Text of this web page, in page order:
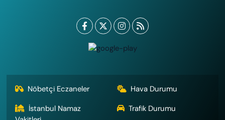
Nöbetçi Eczaneler
Hava Durumu
İstanbul Namaz
Trafik Durumu